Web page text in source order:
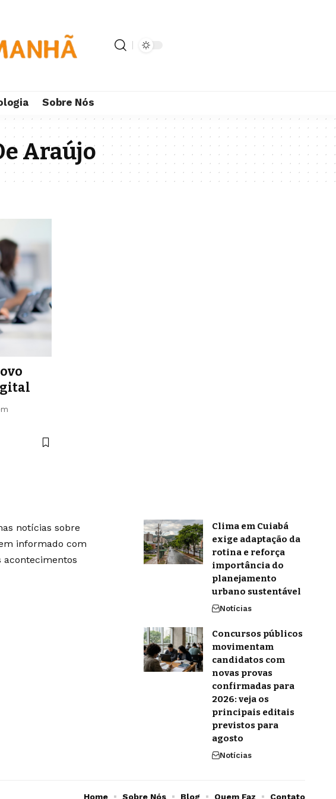
Sobre Nós
Araújo
notícias sobre
informado com
acontecimentos
Clima em Cuiabá
exige adaptação da
rotina e reforça
importância do
planejamento
urbano sustentável
Notícias
Concursos públicos
movimentam
candidatos com
novas provas
confirmadas para
2026: veja os
principais editais
previstos para
agosto
Notícias
Home Sobre Nós Blog Quem Faz Contato